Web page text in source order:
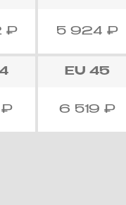
₽ 5 924₽
₽
EU 45
6 519₽